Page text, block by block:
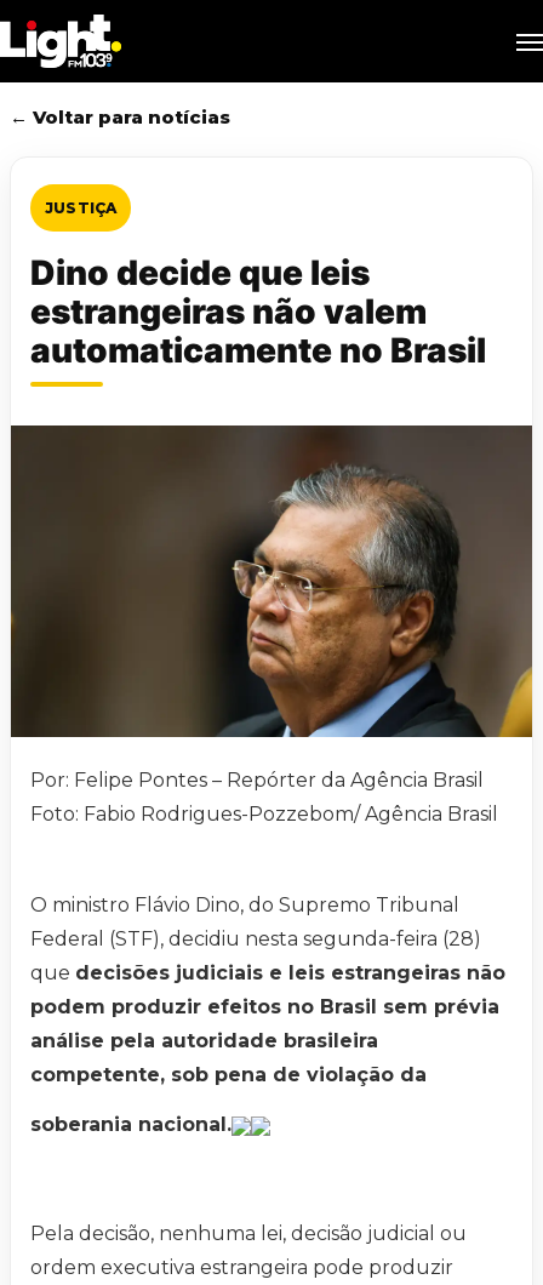
to
main
content
← Voltar para notícias
JUSTIÇA
Dino decide que leis
estrangeiras não valem
automaticamente no Brasil
Por: Felipe Pontes – Repórter da Agência Brasil
Foto: Fabio Rodrigues-Pozzebom/ Agência Brasil
O ministro Flávio Dino, do Supremo Tribunal
Federal (STF), decidiu nesta segunda-feira (28)
que decisões judiciais e leis estrangeiras não
podem produzir efeitos no Brasil sem prévia
análise pela autoridade brasileira
competente, sob pena de violação da
soberania nacional.
Pela decisão, nenhuma lei, decisão judicial ou
ordem executiva estrangeira pode produzir